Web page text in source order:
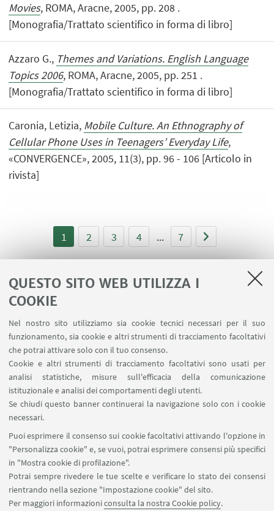
QUESTO SITO WEB UTILIZZA I
COOKIE
Nel nostro sito utilizziamo sia cookie tecnici necessari per il suo
funzionamento, sia cookie e altri strumenti di tracciamento facoltativi
che potrai attivare solo con il tuo consenso.
Cookie e altri strumenti di tracciamento facoltativi sono usati per
analisi statistiche, misure sull'efficacia della comunicazione
istituzionale e analisi dei comportamenti degli utenti.
Se chiudi questo banner continuerai la navigazione solo con i cookie
necessari.
Puoi esprimere il consenso sui cookie facoltativi attivando l'opzione in
"Personalizza cookie" e, se vuoi, potrai esprimere consensi più specifici
in "Mostra cookie di profilazione".
Potrai sempre rivedere le tue scelte e verificare lo stato dei consensi
rientrando nella sezione "Impostazione cookie" del sito.
Per maggiori informazioniconsulta la nostra Cookie policy.
Movies, ROMA, Aracne, 2005, pp. 208 .
[Monografia/Trattato scientifico in forma di libro]
Azzaro G., Themes and Variations. English Language
Topics 2006, ROMA, Aracne, 2005, pp. 251 .
[Monografia/Trattato scientifico in forma di libro]
Caronia, Letizia, Mobile Culture. An Ethnography of
Cellular Phone Uses in Teenagers’ Everyday Life,
«CONVERGENCE», 2005, 11(3), pp. 96 - 106 [Articolo in
rivista]
1 2 3 4 ... 7
Area riservata
Contatti
SEGUI IL DIPARTIMENTO SU:
SEGUI UNIBO SU:
APP: